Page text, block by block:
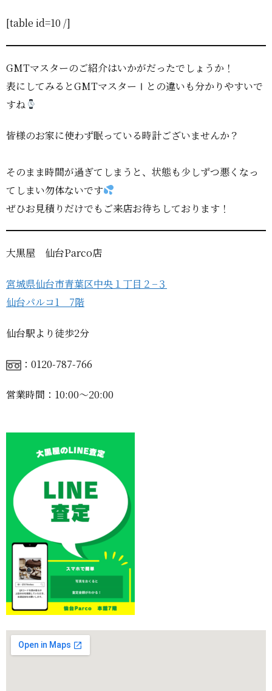
[table id=10 /]
GMTマスターのご紹介はいかがだったでしょうか！
表にしてみるとGMTマスターⅠとの違いも分かりやすいで
すね
皆様のお家に使わず眠っている時計ございませんか？
そのまま時間が過ぎてしまうと、状態も少しずつ悪くなっ
てしまい勿体ないです
ぜひお見積りだけでもご来店お待ちしております！
大黒屋 仙台Parco店
宮城県仙台市青葉区中央１丁目２−３
仙台パルコ1 7階
仙台駅より徒歩2分
：0120-787-766
営業時間：10:00〜20:00